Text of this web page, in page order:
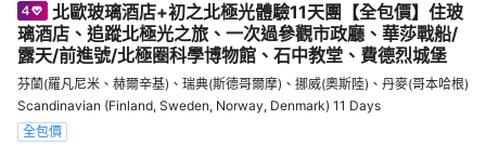
北歐玻璃酒店+初之北極光體驗11天團【全包價】住玻
璃酒店、追蹤北極光之旅、一次過參觀市政廳、華莎戰船/
露天/前進號/北極圈科學博物館、石中教堂、費德烈城堡
芬蘭(羅凡尼米、赫爾辛基)、瑞典(斯德哥爾摩)、挪威(奧斯陸)、丹麥(哥本哈根)
Scandinavian (Finland, Sweden, Norway, Denmark) 11 Days
全包價